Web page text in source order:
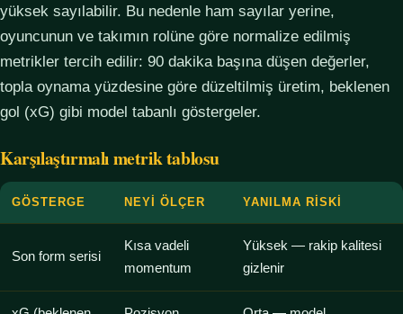
yüksek sayılabilir. Bu nedenle ham sayılar yerine,
oyuncunun ve takımın rolüne göre normalize edilmiş
metrikler tercih edilir: 90 dakika başına düşen değerler,
topla oynama yüzdesine göre düzeltilmiş üretim, beklenen
gol (xG) gibi model tabanlı göstergeler.
Karşılaştırmalı metrik tablosu
GÖSTERGE NEYI ÖLÇER YANILMA RISKI
Son form serisi
Kısa vadeli
momentum
Yüksek — rakip kalitesi
gizlenir